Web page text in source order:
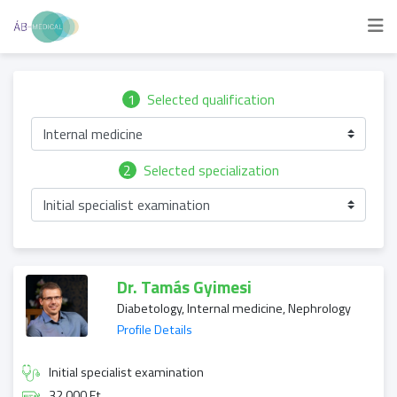
1 Selected qualification
Internal medicine
2
Selected specialization
Initial specialist examination
Dr. Tamás Gyimesi
Diabetology, Internal medicine, Nephrology
Profile Details
Initial specialist examination